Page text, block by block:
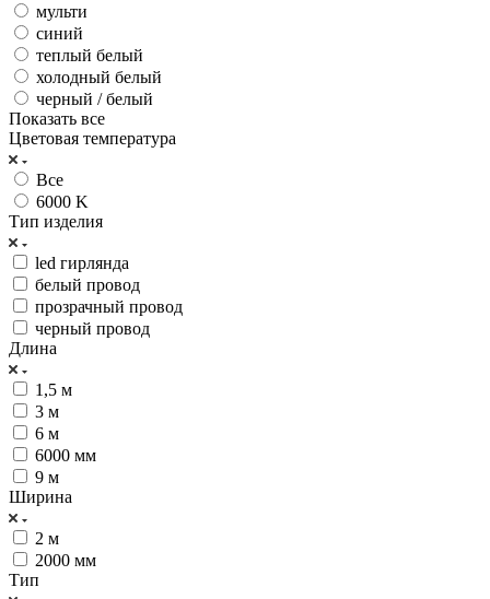
мульти
синий
теплый белый
холодный белый
черный / белый
Показать все
Цветовая температура
Все
6000 K
Тип изделия
led гирлянда
белый провод
прозрачный провод
черный провод
Длина
1,5 м
3 м
6 м
6000 мм
9 м
Ширина
2 м
2000 мм
Тип